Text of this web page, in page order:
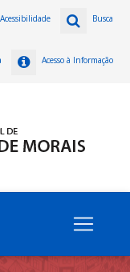
Busca
Acessibilidade
Acesso à Informação